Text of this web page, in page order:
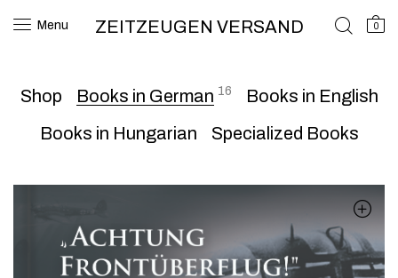
Menu ZEITZEUGEN VERSAND 0
Shop Books in German 16
Books in English
Books in Hungarian
Specialized Books